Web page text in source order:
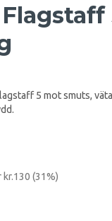
5 mot smuts,
kr.130 (31%)